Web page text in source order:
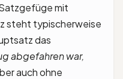
mit
steht typischerweise
das
abgefahren war,
auch ohne